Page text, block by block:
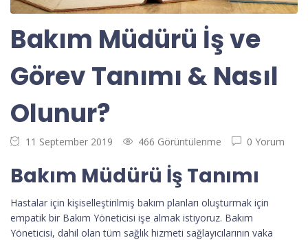
Bakım Müdürü İş ve
Görev Tanımı & Nasıl
Olunur?
11 September 2019 466 Görüntülenme 0 Yorum
Bakım Müdürü İş Tanımı
Hastalar için kişiselleştirilmiş bakım planları oluşturmak için
empatik bir Bakım Yöneticisi işe almak istiyoruz. Bakım
Yöneticisi, dahil olan tüm sağlık hizmeti sağlayıcılarının vaka